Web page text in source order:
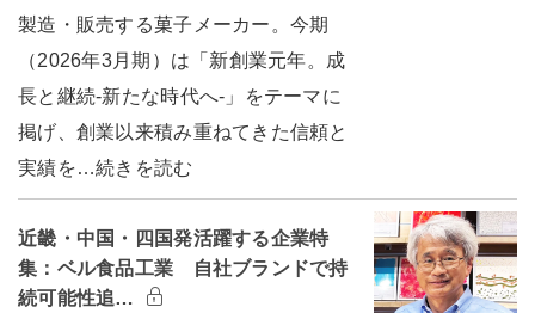
製造・販売する菓子メーカー。今期
（2026年3月期）は「新創業元年。成
長と継続-新たな時代へ-」をテーマに
掲げ、創業以来積み重ねてきた信頼と
実績を…続きを読む
近畿・中国・四国発活躍する企業特
集：ベル食品工業 自社ブランドで持
続可能性追…